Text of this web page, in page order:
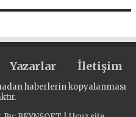
Yazarlar İletişim
haberlerin kopyalanması